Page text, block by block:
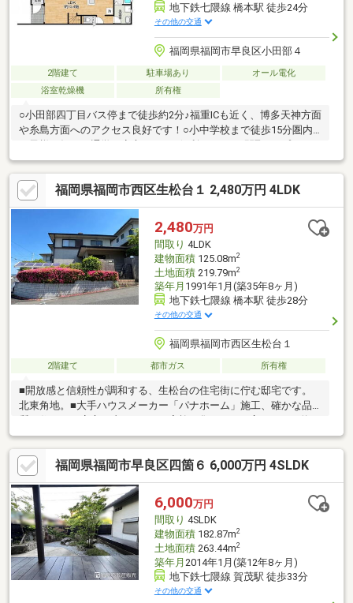
地下鉄七隈線 橋本駅 徒歩24分
その他の交通
福岡県福岡市早良区小田部４
2階建て 駐車場あり
オール電化
浴室乾燥機
所有権
○小田部四丁目バス停まで徒歩約2分♪福重ICも近く、博多天神方面
や糸島方面へのアクセス良好です！○小中学校まで徒歩15分圏内♪
お子様の毎日の通学も安心です！○便利な4LDKの間取り♪プライベ
ート空間をしっかり確保可能です！○オール電化+太陽光のため、
月々のランニングコスト抑えられます！○駐車スペースあり♪お車
のお持ちの方もご検討いただけます！○室見川近くでジョギング
やウォーキングに最適♪心にゆとりが生まれるリバーサイドライフ
が実現可能です！○コンビニ、ドラッグストア徒歩3分圏内！スー
パーも徒歩6分圏内にあり、生活利便性が高い立地です！○見学予
約受付中♪お問い合わせはナカジツまで！
福岡県福岡市西区生松台１ 2,480万円 4LDK
2,480万円
間取り 4LDK
建物面積125.08m2
土地面積219.79m2
築年月 1991年1月(築35年8ヶ月)
地下鉄七隈線 橋本駅 徒歩28分
その他の交通
福岡県福岡市西区生松台１
2階建て 都市ガス 所有権
■開放感と信頼性が調和する、生松台の住宅街に佇む邸宅です。
北東角地。■大手ハウスメーカー「パナホーム」施工、確かな品
17.5帖を確保。キッチン横には便利な床下収納もございます。■す
べての居室が6帖以上のゆとりある設計。2階には主寝室にも最適
な約10帖の和室がございます。■ウォークインクローゼットをは
じめ全室に収納を完備しており、お部屋をすっきりと保てます。
■お車を雨風から守るカーポート付きの駐車スペースを1台分確保
しております。
福岡県福岡市早良区四箇６ 6,000万円 4SLDK
6,000万円
間取り 4SLDK
建物面積182.87m2
土地面積263.44m2
築年月 2014年1月(築12年8ヶ月)
地下鉄七隈線 賀茂駅 徒歩33分
その他の交通